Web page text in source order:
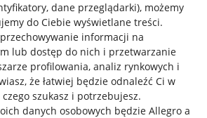
dane przeglądarki), możemy
do Ciebie wyświetlane treści.
informacji na
lub dostęp do nich i przetwarzanie
profilowania, analiz rynkowych i
że łatwiej będzie odnaleźć Ci w
szukasz i potrzebujesz.
danych osobowych będzie Allegro a